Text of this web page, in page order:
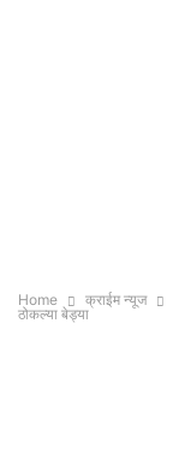
Home क्राईम न्यूज
ठोकल्या बेड्या